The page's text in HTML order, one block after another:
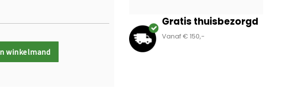
winkelmand
Gratis thuisbezorgd
Vanaf € 150,-